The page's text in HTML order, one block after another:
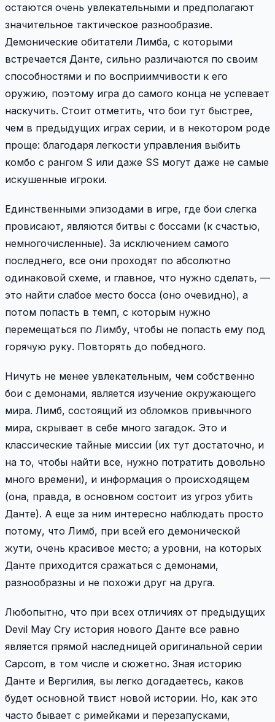
остаются очень увлекательными и предполагают
значительное тактическое разнообразие.
Демонические обитатели Лимба, с которыми
встречается Данте, сильно различаются по своим
способностями и по восприимчивости к его
оружию, поэтому игра до самого конца не успевает
наскучить. Стоит отметить, что бои тут быстрее,
чем в предыдущих играх серии, и в некотором роде
проще: благодаря легкости управления выбить
комбо с рангом S или даже SS могут даже не самые
искушенные игроки.
Единственными эпизодами в игре, где бои слегка
провисают, являются битвы с боссами (к счастью,
немногочисленные). За исключением самого
последнего, все они проходят по абсолютно
одинаковой схеме, и главное, что нужно сделать, —
это найти слабое место босса (оно очевидно), а
потом попасть в темп, с которым нужно
перемещаться по Лимбу, чтобы не попасть ему под
горячую руку. Повторять до победного.
Ничуть не менее увлекательным, чем собственно
бои с демонами, является изучение окружающего
мира. Лимб, состоящий из обломков привычного
мира, скрывает в себе много загадок. Это и
классические тайные миссии (их тут достаточно, и
на то, чтобы найти все, нужно потратить довольно
много времени), и информация о происходящем
(она, правда, в основном состоит из угроз убить
Данте). А еще за ним интересно наблюдать просто
потому, что Лимб, при всей его демонической
жути, очень красивое место; а уровни, на которых
Данте приходится сражаться с демонами,
разнообразны и не похожи друг на друга.
Любопытно, что при всех отличиях от предыдущих
Devil May Cry история нового Данте все равно
является прямой наследницей оригинальной серии
Capcom, в том числе и сюжетно. Зная историю
Данте и Вергилия, вы легко догадаетесь, каков
будет основной твист новой истории. Но, как это
часто бывает с римейками и перезапусками,